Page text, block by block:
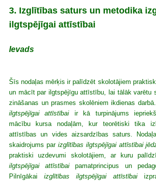
3. Izglītības saturs un metodika
ilgtspējīgai attīstībai
Ievads
Šīs nodaļas mērķis ir palīdzēt skolotājiem
un mācīt par ilgtspējīgu attīstību, lai tālāk varētu
zināšanas un prasmes skolēniem ikdienas
ilgtspējīgai attīstībai ir kā turpinājums
mācību kursa nodaļām, kur teorētiski tika
attīstības un vides aizsardzības saturs.
skaidrojums par izglītības ilgtspējīgai attīstībai
praktiski uzdevumi skolotājiem, ar kuru
ilgtspējīgai attīstībai pamatprincipus un
Pilnīgākai izglītības ilgtspējīgai attīstībai